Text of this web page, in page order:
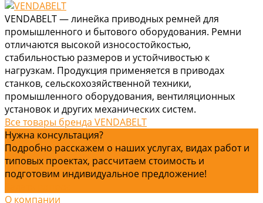
VENDABELT — линейка приводных ремней для
промышленного и бытового оборудования. Ремни
отличаются высокой износостойкостью,
стабильностью размеров и устойчивостью к
нагрузкам. Продукция применяется в приводах
станков, сельскохозяйственной техники,
промышленного оборудования, вентиляционных
установок и других механических систем.
Все товары бренда VENDABELT
Нужна консультация?
Подробно расскажем о наших услугах, видах работ и
типовых проектах, рассчитаем стоимость и
подготовим индивидуальное предложение!
О компании